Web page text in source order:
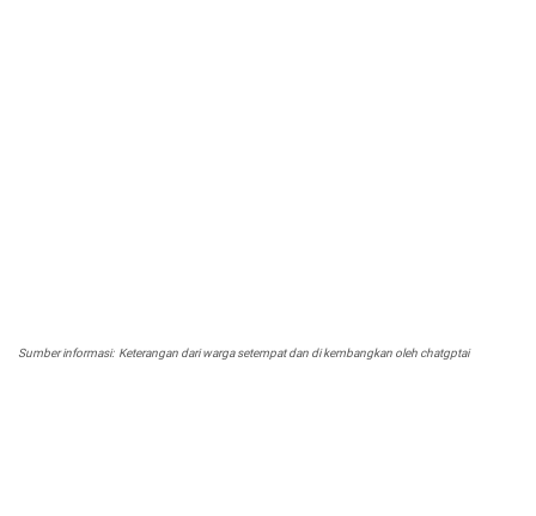
Sumber informasi: Keterangan dari warga setempat dan di kembangkan oleh chatgptai